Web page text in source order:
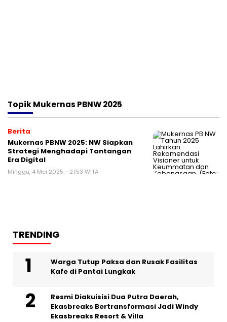
TopikMukernas PBNW 2025
Berita
Mukernas PBNW 2025: NW Siapkan
Strategi Menghadapi Tantangan
Era Digital
Minggu, 4 Mei 2025 - 21:53 WITA
TRENDING
Warga Tutup Paksa dan Rusak Fasilitas
Kafe di Pantai Lungkak
Resmi Diakuisisi Dua Putra Daerah,
Ekasbreaks Bertransformasi Jadi Windy
Ekasbreaks Resort & Villa